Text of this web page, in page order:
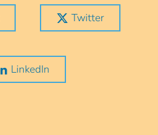
Twitter
LinkedIn